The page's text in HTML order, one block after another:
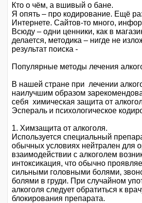
Кто о чём, а вшивый о бане.
Я опять – про кодирование. Ещё
Интернете. Сайтов-то много,
Всюду – одни ценники, как в
делается, методика – нигде не
результат поиска -
Популярные методы лечения
В нашей стране при лечении
наилучшим образом
себя химическая защита от
Эспераль и психологическое
1. Химзащита от алкоголя.
Используется специальный
обычных условиях нейтрален для
взаимодействии с алкоголем
интоксикация, что обычно
сильными головными болями,
болями в груди. При случайном
алкоголя следует обратиться к
блокирования препарата.